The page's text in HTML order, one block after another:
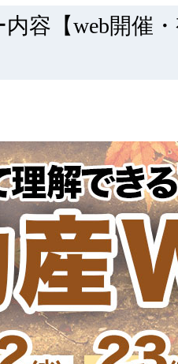
家賃滞納者が多い
住まいのトラブル
リーシング（空室対策）
容【web開催